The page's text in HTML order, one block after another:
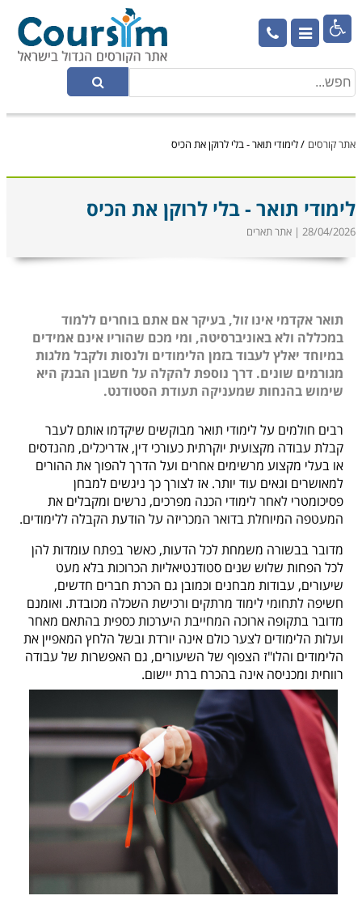

אתר קורסים /לימודי תואר - בלי לרוקן את הכיס
לימודי תואר - בלי לרוקן את הכיס
28/04/2026 | אתר תארים
תואר אקדמי אינו זול, בעיקר אם אתם בוחרים ללמוד
במכללה ולא באוניברסיטה, ומי מכם שהוריו אינם אמידים
במיוחד יאלץ לעבוד בזמן הלימודים ולנסות ולקבל מלגות
מגורמים שונים. דרך נוספת להקלה על חשבון הבנק היא
שימוש בהנחות שמעניקה תעודת הסטודנט.
רבים חולמים על לימודי תואר מבוקשים שיקדמו אותם לעבר
קבלת עבודה מקצועית יוקרתית כעורכי דין, אדריכלים, מהנדסים
או בעלי מקצוע מרשימים אחרים ועל הדרך להפוך את ההורים
למאושרים וגאים עוד יותר. אז לצורך כך ניגשים למבחן
פסיכומטרי לאחר לימודי הכנה מפרכים, נרשים ומקבלים את
המעטפה המיוחלת בדואר המכריזה על הודעת הקבלה ללימודים.
מדובר בבשורה משמחת לכל הדעות, כאשר בפתח עומדות להן
לכל הפחות שלוש שנים סטודנטיאליות הכרוכות בלא מעט
שיעורים, עבודות מבחנים וכמובן גם הכרת חברים חדשים,
חשיפה לתחומי לימוד מרתקים ורכישת השכלה מכובדת. ואומנם
מדובר בתקופה ארוכה המחייבת היערכות כספית בהתאם מאחר
ועלות הלימודים לצער כולם אינה יורדת ובשל הלחץ המאפיין את
הלימודים והלו"ז הצפוף של השיעורים, גם האפשרות של עבודה
רווחית ומכניסה אינה בהכרח ברת יישום.